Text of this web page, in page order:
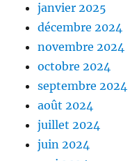
janvier 2025
décembre 2024
novembre 2024
octobre 2024
septembre 2024
août 2024
juillet 2024
juin 2024